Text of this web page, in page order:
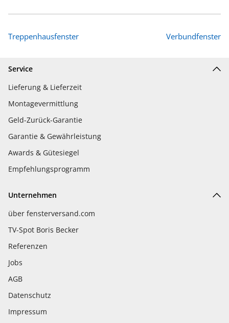
Treppenhausfenster Verbundfenster
Service
Lieferung & Lieferzeit
Montagevermittlung
Geld-Zurück-Garantie
Garantie & Gewährleistung
Awards & Gütesiegel
Empfehlungsprogramm
Unternehmen
über fensterversand.com
TV-Spot Boris Becker
Referenzen
Jobs
AGB
Datenschutz
Impressum